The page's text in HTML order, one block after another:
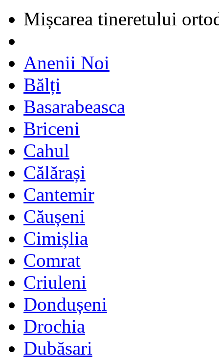
Mișcarea tineretului
Anenii Noi
Bălți
Basarabeasca
Briceni
Cahul
Călărași
Cantemir
Căușeni
Cimișlia
Comrat
Criuleni
Dondușeni
Drochia
Dubăsari